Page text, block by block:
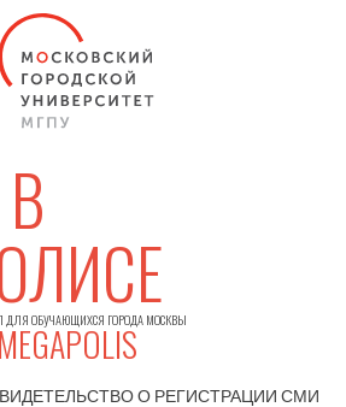
ОБУЧАЮЩИХСЯ ГОРОДА МОСКВЫ
О РЕГИСТРАЦИИСМИ